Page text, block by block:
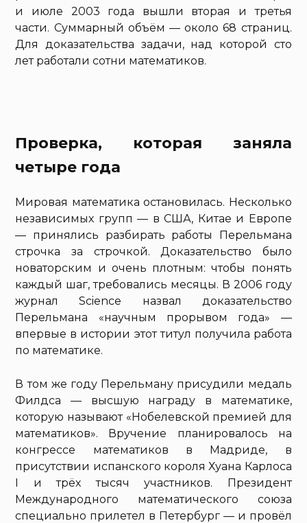
и июле 2003 года вышли вторая и третья
части. Суммарный объём — около 68 страниц.
Для доказательства задачи, над которой сто
лет работали сотни математиков.
Проверка, которая заняла
четыре года
Мировая математика остановилась. Несколько
независимых групп — в США, Китае и Европе
— принялись разбирать работы Перельмана
строчка за строчкой. Доказательство было
новаторским и очень плотным: чтобы понять
каждый шаг, требовались месяцы. В 2006 году
журнал Science назвал доказательство
Перельмана «научным прорывом года» —
впервые в истории этот титул получила работа
по математике.
В том же году Перельману присудили медаль
Филдса — высшую награду в математике,
которую называют «Нобелевской премией для
математиков». Вручение планировалось на
конгрессе математиков в Мадриде, в
присутствии испанского короля Хуана Карлоса
I и трёх тысяч участников. Президент
Международного математического союза
специально прилетел в Петербург — и провёл